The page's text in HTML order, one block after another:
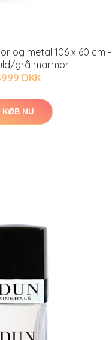
og metal 106 x 60 cm -
grå marmor
DKK
KØB NU